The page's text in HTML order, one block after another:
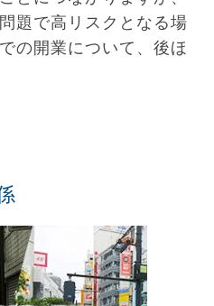
題で高リスクとなる場
の開業について、後ほ